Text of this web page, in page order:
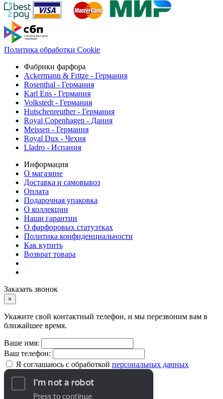
Политика обработки Cookie
Фабрики фарфора
Ackermann & Fritze - Германия
Rosenthal - Германия
Karl Ens - Германия
Volkstedt - Германия
Hutschenreuther - Германия
Royal Copenhagen - Дания
Meissen - Германия
Royal Dux - Чехия
Lladro - Испания
Информация
О магазине
Доставка и самовывоз
Оплата
Подарочная упаковка
О коллекции
Наши гарантии
О фарфоровых статуэтках
Политика конфиденциальности
Как купить
Возврат товара
Заказать звонок
×
Укажите свой контактный телефон, и мы перезвоним вам в
ближайшее время.
Ваше имя:
Ваш телефон:
Я соглашаюсь с обработкой персональных данных